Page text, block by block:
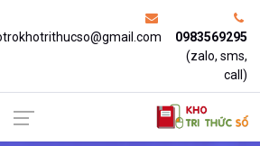
0983569295
(zalo, sms,
call)